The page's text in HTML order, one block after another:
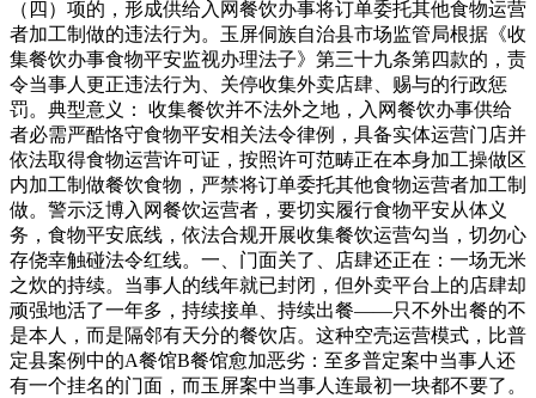
（四）项的，形成供给入网餐饮办事将订单委托其他食物运营
者加工制做的违法行为。玉屏侗族自治县市场监管局根据《收
集餐饮办事食物平安监视办理法子》第三十九条第四款的，责
令当事人更正违法行为、关停收集外卖店肆、赐与的行政惩
罚。典型意义： 收集餐饮并不法外之地，入网餐饮办事供给
者必需严酷恪守食物平安相关法令律例，具备实体运营门店并
依法取得食物运营许可证，按照许可范畴正在本身加工操做区
内加工制做餐饮食物，严禁将订单委托其他食物运营者加工制
做。警示泛博入网餐饮运营者，要切实履行食物平安从体义
务，食物平安底线，依法合规开展收集餐饮运营勾当，切勿心
存侥幸触碰法令红线。一、门面关了、店肆还正在：一场无米
之炊的持续。当事人的线年就已封闭，但外卖平台上的店肆却
顽强地活了一年多，持续接单、持续出餐——只不外出餐的不
是本人，而是隔邻有天分的餐饮店。这种空壳运营模式，比普
定县案例中的A餐馆B餐馆愈加恶劣：至多普定案中当事人还
有一个挂名的门面，而玉屏案中当事人连最初一块都不要了。